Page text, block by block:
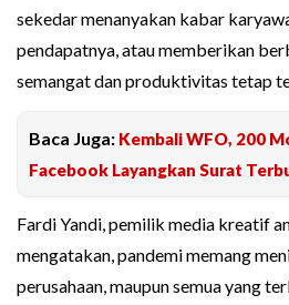
sekedar menanyakan kabar
pendapatnya, atau memberikan
semangat dan produktivitas tetap
Baca Juga: Kembali WFO, 200
Facebook Layangkan Surat
Fardi Yandi, pemilik media kreatif
mengatakan, pandemi memang
perusahaan, maupun semua yang